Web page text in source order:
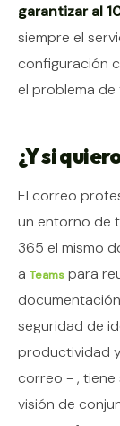
garantizar al
siempre el
configuración
el problema
¿Y si
El correo
un entorno de
365 el mismo
a Teams para
seguridad de
productividad
correo - , tiene
visión de